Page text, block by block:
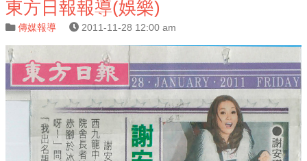
東方日報報導(娛樂)
傳媒報導 2011-11-28 12:00 am